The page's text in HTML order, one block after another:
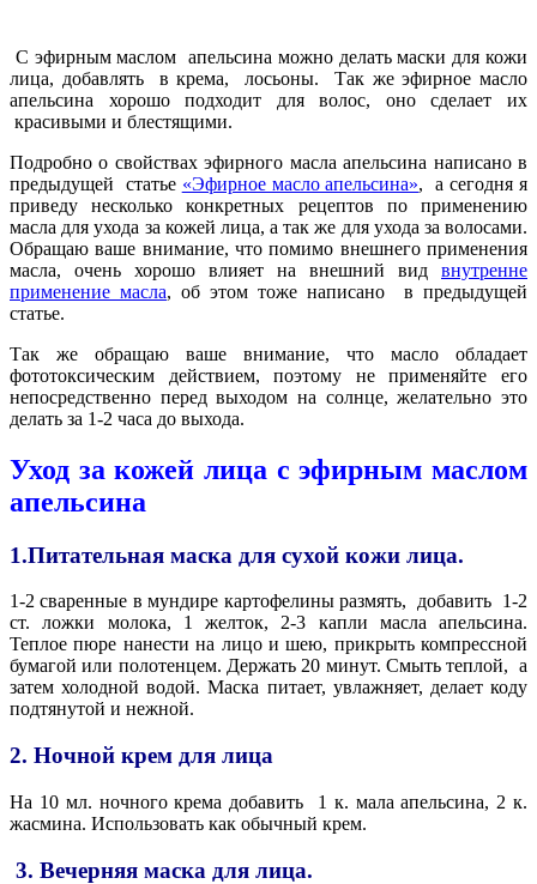
С эфирным маслом апельсина можно делать маски для кожи
лица, добавлять в крема, лосьоны.
Так же эфирное масло
апельсина хорошо подходит для волос, оно сделает их
красивыми и блестящими.
Подробно о свойствах эфирного масла апельсина написано в
предыдущей
статье «Эфирное масло апельсина»,
а сегодня я
приведу несколько конкретных рецептов по применению
масла для ухода за кожей лица, а так же для ухода за волосами.
Обращаю ваше внимание, что помимо внешнего применения
масла, очень хорошо влияет на внешний вид внутренне
применение масла, об этом тоже написано
в предыдущей
статье.
Так же обращаю ваше внимание, что масло обладает
фототоксическим действием, поэтому не применяйте его
непосредственно перед выходом на солнце, желательно это
делать за 1-2 часа до выхода.
Уход за кожей лица с эфирным маслом
апельсина
1.Питательная маска для сухой кожи лица.
1-2 сваренные в мундире картофелины размять, добавить 1-2
ст. ложки молока, 1 желток, 2-3 капли масла апельсина.
Теплое пюре нанести на лицо и шею, прикрыть компрессной
бумагой или полотенцем. Держать 20 минут. Смыть теплой, а
затем холодной водой. Маска питает, увлажняет, делает коду
подтянутой и нежной.
2. Ночной крем для лица
На 10 мл. ночного крема добавить
1 к. мала апельсина, 2 к.
жасмина. Использовать как обычный крем.
3. Вечерняя маска для лица.